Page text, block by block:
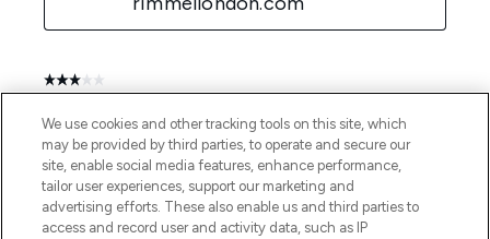
We use cookies and other tracking tools on this site, which
may be provided by third parties, to operate and secure our
site, enable social media features, enhance performance,
tailor user experiences, support our marketing and
advertising efforts. These also enable us and third parties to
access and record user and activity data, such as IP